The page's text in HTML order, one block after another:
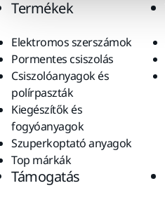
Termékek
Elektromos szerszámok
Pormentes csiszolás
Csiszolóanyagok és
polírpaszták
Kiegészítők és
fogyóanyagok
Szuperkoptató anyagok
Top márkák
Támogatás